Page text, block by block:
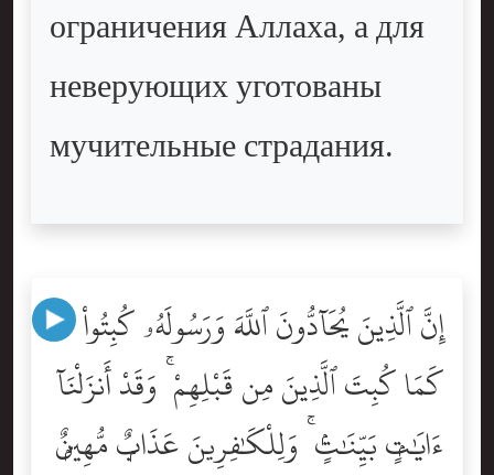
ограничения Аллаха, а для
неверующих уготованы
мучительные страдания.
إِنَّ ٱلَّذِينَ يُحَآدُّونَ ٱللَّهَ وَرَسُولَهُۥ كُبِتُواْ
كَمَا كُبِتَ ٱلَّذِينَ مِن قَبْلِهِمْ ۚ وَقَدْ أَنزَلْنَآ
ءَايَٰتٍۭ بَيِّنَٰتٍۢ ۚ وَلِلْكَٰفِرِينَ عَذَابٌۭ مُّهِينٌۭ